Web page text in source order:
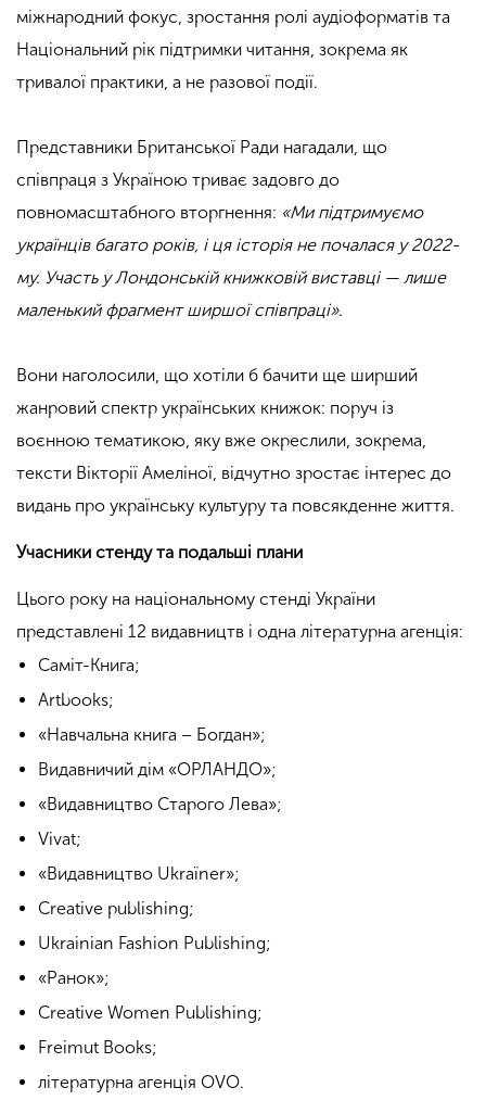
міжнародний фокус, зростання ролі аудіоформатів та
Національний рік підтримки читання, зокрема як
тривалої практики, а не разової події.
Представники Британської Ради нагадали, що
співпраця з Україною триває задовго до
повномасштабного вторгнення: «Ми підтримуємо
українців багато років, і ця історія не почалася у 2022-
му. Участь у Лондонській книжковій виставці — лише
маленький фрагмент ширшої співпраці».
Вони наголосили, що хотіли б бачити ще ширший
жанровий спектр українських книжок: поруч із
воєнною тематикою, яку вже окреслили, зокрема,
тексти Вікторії Амеліної, відчутно зростає інтерес до
видань про українську культуру та повсякденне життя.
Учасники стенду та подальші плани
Цього року на національному стенді України
представлені 12 видавництв і одна літературна агенція:
Саміт-Книга;
Artbooks;
«Навчальна книга – Богдан»;
Видавничий дім «ОРЛАНДО»;
«Видавництво Старого Лева»;
Vivat;
«Видавництво Ukraїner»;
Creative publishing;
Ukrainian Fashion Publishing;
«Ранок»;
Creative Women Publishing;
Freimut Books;
літературна агенція OVO.